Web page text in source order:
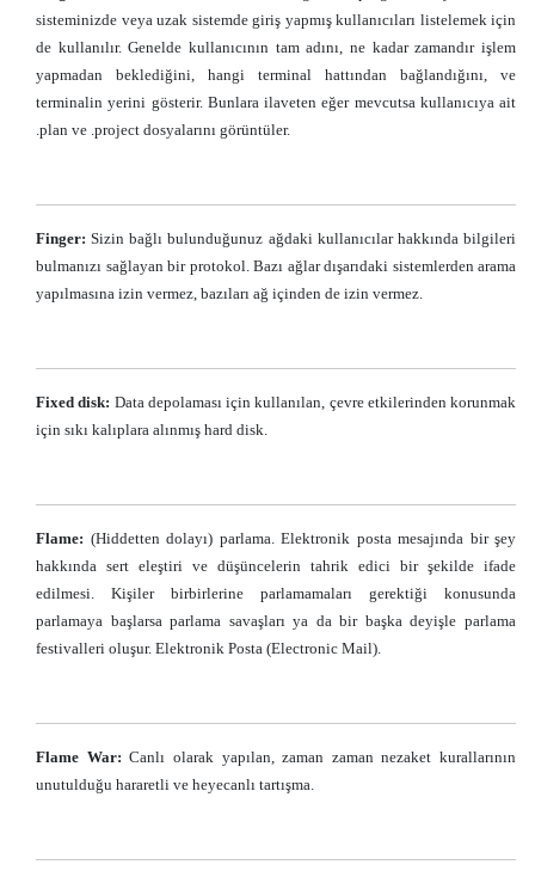
sisteminizde veya uzak sistemde giriş yapmış kullanıcıları listelemek için
de kullanılır. Genelde kullanıcının tam adını, ne kadar zamandır işlem
yapmadan beklediğini, hangi terminal hattından bağlandığını, ve
terminalin yerini gösterir. Bunlara ilaveten eğer mevcutsa kullanıcıya ait
.plan ve .project dosyalarını görüntüler.
Finger: Sizin bağlı bulunduğunuz ağdaki kullanıcılar hakkında bilgileri
bulmanızı sağlayan bir protokol. Bazı ağlar dışarıdaki sistemlerden arama
yapılmasına izin vermez, bazıları ağ içinden de izin vermez.
Fixed disk: Data depolaması için kullanılan, çevre etkilerinden korunmak
için sıkı kalıplara alınmış hard disk.
Flame: (Hiddetten dolayı) parlama. Elektronik posta mesajında bir şey
hakkında sert eleştiri ve düşüncelerin tahrik edici bir şekilde ifade
edilmesi. Kişiler birbirlerine parlamamaları gerektiği konusunda
parlamaya başlarsa parlama savaşları ya da bir başka deyişle parlama
festivalleri oluşur. Elektronik Posta (Electronic Mail).
Flame War: Canlı olarak yapılan, zaman zaman nezaket kurallarının
unutulduğu hararetli ve heyecanlı tartışma.